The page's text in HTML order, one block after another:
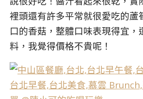
裡頭還有許多平常就很愛吃的蘆
口的香菇，整體口味表現得宜，
料，我覺得價格不貴呢！